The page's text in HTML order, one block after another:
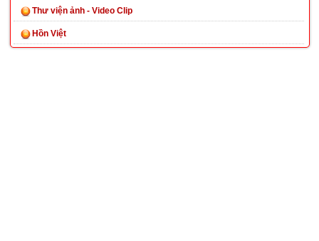
Thư viện ảnh - Video Clip
Hồn Việt